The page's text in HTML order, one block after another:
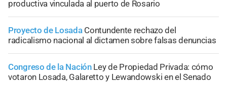
productiva vinculada al puerto de Rosario
Proyecto de Losada Contundente rechazo del
radicalismo nacional al dictamen sobre falsas denuncias
Congreso de la Nación Ley de Propiedad Privada: cómo
votaron Losada, Galaretto y Lewandowski en el Senado